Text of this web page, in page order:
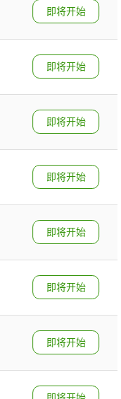
即将开始
即将开始
即将开始
即将开始
即将开始
即将开始
即将开始